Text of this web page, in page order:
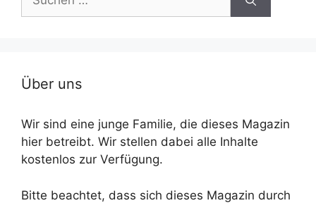
nach:
Über uns
Wir sind eine junge Familie, die dieses Magazin
hier betreibt. Wir stellen dabei alle Inhalte
kostenlos zur Verfügung.
Bitte beachtet, dass sich dieses Magazin durch